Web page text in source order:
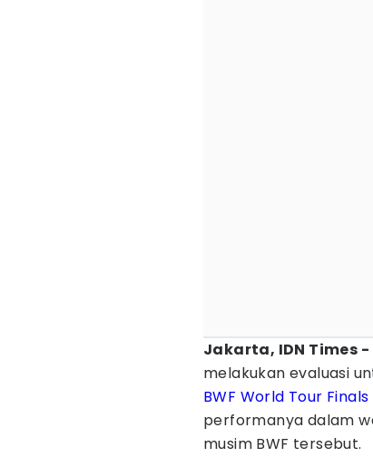
Jakarta, IDN Times -
melakukan evaluasi
BWF World Tour Finals
performanya dalam
musim BWF tersebut.